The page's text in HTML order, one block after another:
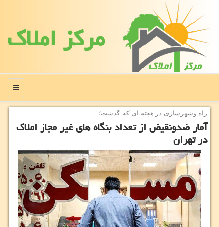
مركز املاك
منو
راه وشهرسازی در هفته ای كه گذشت؛
آمار ضدونقیض از تعداد بنگاه های غیر مجاز املاک
در تهران